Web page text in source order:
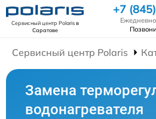
Сервисный центр Polarisв
Саратове
+7
Сервисный центр Polaris
Замена
водонагревателя